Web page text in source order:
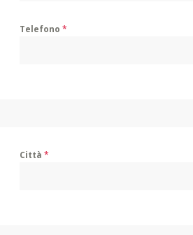
Telefono *
Città *